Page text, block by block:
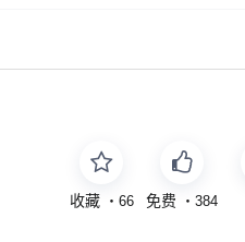
收藏 ・ 66 免费 ・384